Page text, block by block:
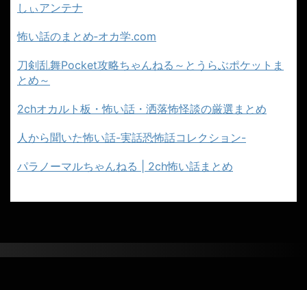
しぃアンテナ
怖い話のまとめ‐オカ学.com
刀剣乱舞Pocket攻略ちゃんねる～とうらぶポケットま
とめ～
2chオカルト板・怖い話・洒落怖怪談の厳選まとめ
人から聞いた怖い話-実話恐怖話コレクション-
パラノーマルちゃんねる | 2ch怖い話まとめ